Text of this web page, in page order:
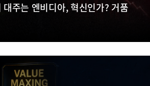
주는 엔비디아, 혁신인가? 거품